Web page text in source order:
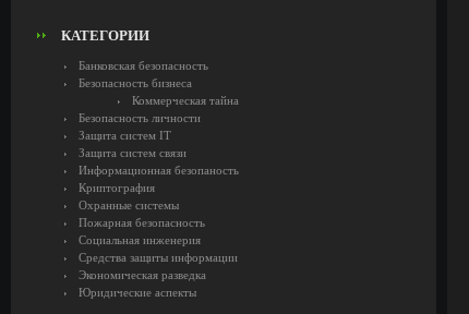
КАТЕГОРИИ
Банковская безопасность
Безопасность бизнеса
Коммерческая тайна
Безопасность личности
Защита систем IT
Защита систем связи
Информационная безопаность
Криптография
Охранные системы
Пожарная безопасность
Социальная инженерия
Средства защиты информации
Экономическая разведка
Юридические аспекты